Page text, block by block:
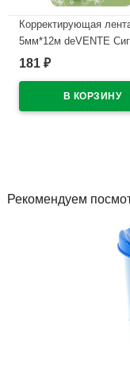
Корректирующая
5мм*12м deVENTE
(sigNATURE)
181 ₽
Рекомендуем